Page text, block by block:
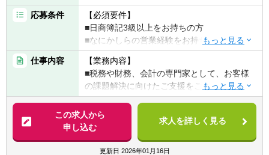
【業務のやりがい・魅力】
■上場会社や上場準備会社など幅広いクライ
アントと関わる中で、事例やノウハウを個
人・社内に蓄積することができます。日本全
体の株式会社のうち上場企業は0.2％ほどと言
われており、上場企業の経理や会計に携わる
ことができることは貴重な経験となります。
■大小様々な規模の企業や個人事業主もクラ
イアントとなるため、幅広い経験ができま
す。
■『税務・会計のプロ』として、一般的な税
務・会計業務以外にもM&Aや組織再編、事業
応募条件
【必須要件】
■日商簿記3級以上をお持ちの方
■なにかしらの営業経験をお持ちの方
【歓迎要件】
■会計のご経験をお持ちの方
■税理士試験科目合格者(1科目以上)
■税理士・会計士資格をお持ちの方
■英語力をお持ちの方(国際案件あり)
■自動車運転免許をお持ちの方(日常的に運転
されている方)
仕事内容
【業務内容】
■税務や財務、会計の専門家として、お客様
の課題解決に向けたご支援をご一緒いただけ
る方を募集します。 ご入社後はスキルや経験
に応じた業務からお任せし、未経験の方でも
半年～1年後をめどに担当顧客をお持ちいた
だけるイメージです。 まずは先輩同行のもと
顧客訪問などからスタートし、顧客ニーズや
この求人から
申し込む
求人を詳しく見る
更新日 2026年01月16日